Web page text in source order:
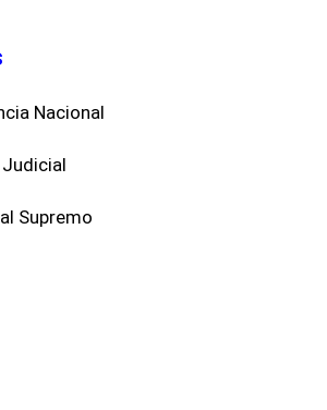
Nacional
Judicial
Supremo